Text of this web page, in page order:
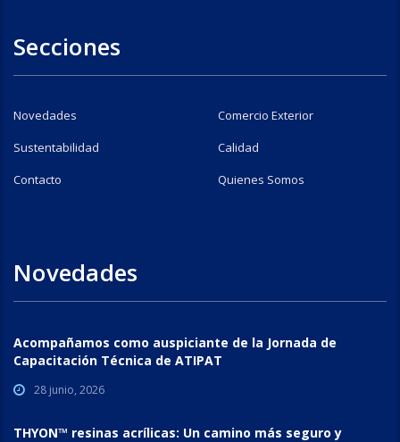
Secciones
Novedades
Comercio Exterior
Sustentabilidad
Calidad
Contacto
Quienes Somos
Novedades
Acompañamos como auspiciante de la Jornada de
Capacitación Técnica de ATIPAT
28 junio, 2026
THYON™ resinas acrílicas: Un camino más seguro y